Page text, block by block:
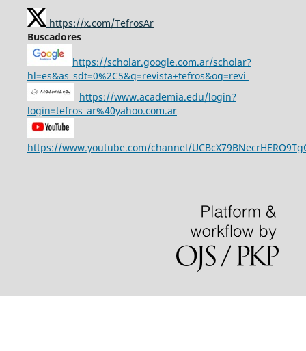
https://x.com/TefrosAr
Buscadores
https://scholar.google.com.ar/scholar?
hl=es&as_sdt=0%2C5&q=revista+tefros&oq=revi
https://www.academia.edu/login?
login=tefros_ar%40yahoo.com.ar
https://www.youtube.com/channel/